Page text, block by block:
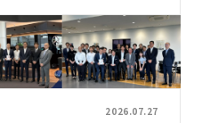
2026.07.27